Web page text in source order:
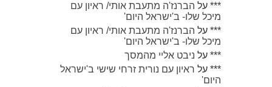
*** על הברנז'ה מתעבת אותי/ ראיון עם
מיכל שלו- ב'ישראל היום'
*** על הברנז'ה מתעבת אותי/ ראיון עם
מיכל שלו- ב'ישראל היום'
*** על ניבט אליי מהמסך
*** על ראיון עם נורית זרחי שישי ב'ישראל
היום'